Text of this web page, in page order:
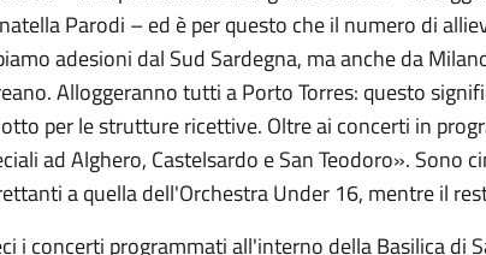
Parodi – ed è per questo che il numero di
adesioni dal Sud Sardegna, ma anche da
Alloggeranno tutti a Porto Torres: questo
per le strutture ricettive. Oltre ai concerti in
ad Alghero, Castelsardo e San Teodoro». Sono
a quella dell'Orchestra Under 16, mentre il
i concerti programmati all'interno della Basilica di